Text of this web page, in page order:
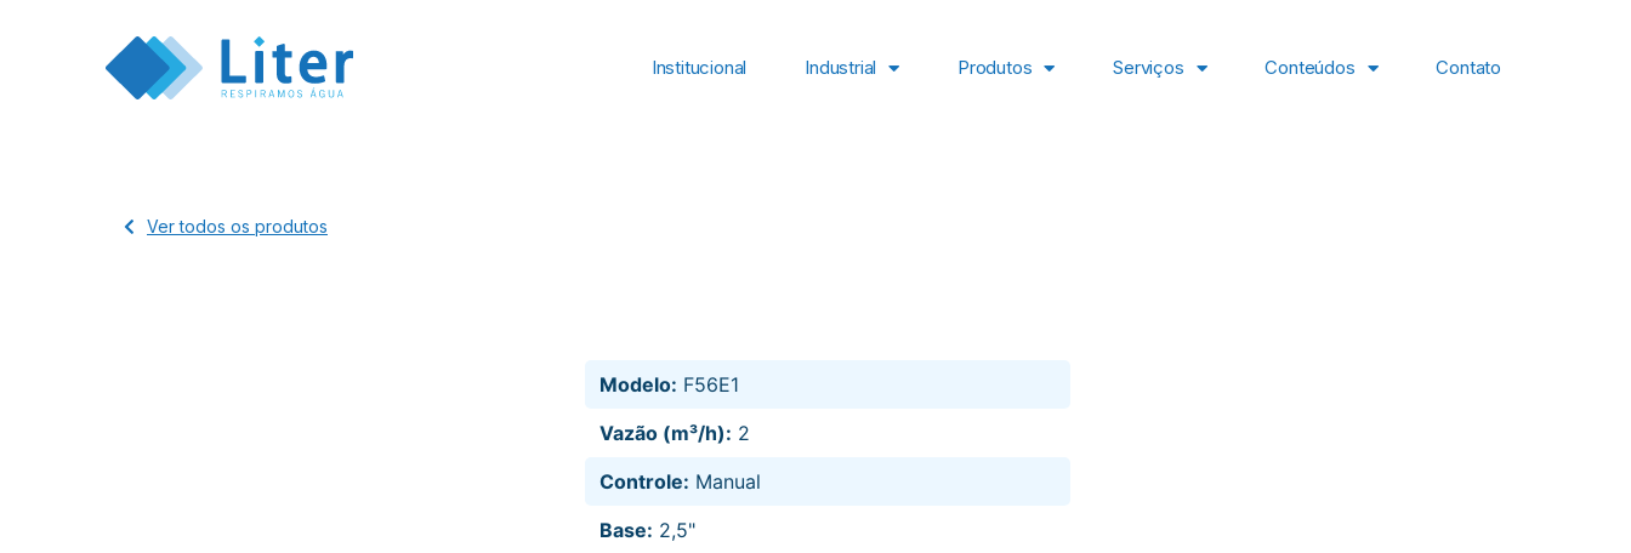
Institucional Industrial Produtos Serviços Conteúdos Contato
Ver todos os produtos
Modelo: F56E1
Vazão (m³/h): 2
Controle: Manual
Base: 2,5"